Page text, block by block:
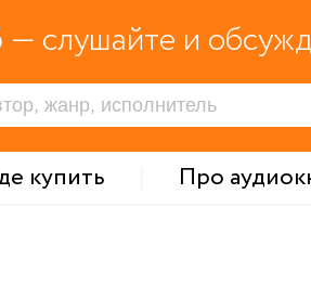
— слушайте и
купить Про